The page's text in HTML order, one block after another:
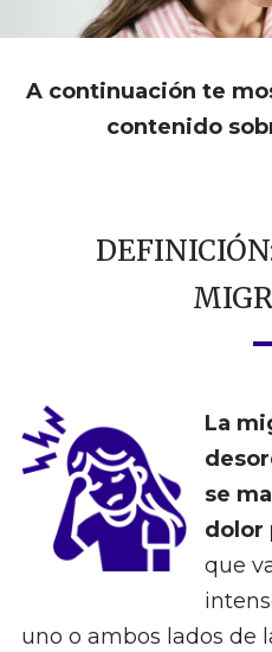
A continuación te
contenido
La
se
dolor
que
uno o ambos lados de